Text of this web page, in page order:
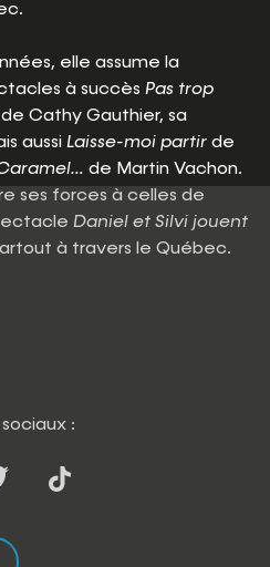
elle assume la
à succès Pas trop
de Cathy Gauthier, sa
aussi Laisse-moi partir de
de Martin Vachon.
ses forces à celles de
Daniel et Silvi jouent
à travers le Québec.
: